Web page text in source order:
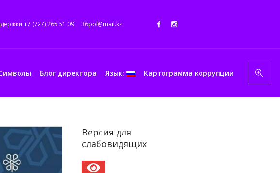
+7 (727) 265 51 09 36pol@mail.kz
Блог директора Язык: Картограмма коррупции
Версия для
слабовидящих